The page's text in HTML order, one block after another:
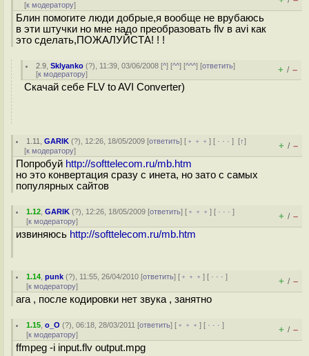
[к модератору]
Блин помогите люди добрые,я вообще не врубаюсь
в эти штучки но мне надо преобразовать flv в avi как
это сделать,ПОЖАЛУЙСТА! ! !
2.9 ,Sklyanko (?), 11:39, 03/06/2008 [^] [^^] [^^^] [ответить]
[к модератору] + / –
Скачай себе FLV to AVI Converter)
1.11 ,GARIK (?), 12:26, 18/05/2009 [ответить] [ ﹢﹢﹢] [ · · ·][↑]
[к модератору] + / –
Попробуй http://softtelecom.ru/mb.htm
но это конвертация сразу с инета, но зато с самых
популярных сайтов
1.12 ,GARIK (?), 12:26, 18/05/2009 [ответить] [ ﹢﹢﹢] [ · · ·]
[к модератору] + / –
извиняюсь http://softtelecom.ru/mb.htm
1.14 ,punk (?), 11:55, 26/04/2010 [ответить] [ ﹢﹢﹢] [ · · ·]
[к модератору] + / –
ага , после кодировки нет звука , занятно
1.15 ,o_O (?), 06:18, 28/03/2011 [ответить] [ ﹢﹢﹢] [ · · ·]
[к модератору] + / –
ffmpeg -i input.flv output.mpg